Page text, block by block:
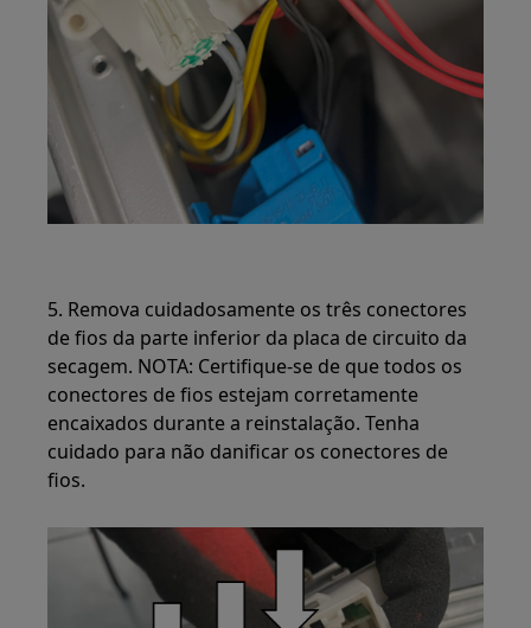
5. Remova cuidadosamente os três conectores
de fios da parte inferior da placa de circuito da
secagem. NOTA: Certifique-se de que todos os
conectores de fios estejam corretamente
encaixados durante a reinstalação. Tenha
cuidado para não danificar os conectores de
fios.